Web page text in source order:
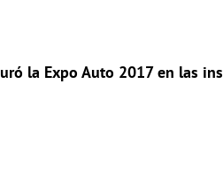
la Expo Auto 2017 en las